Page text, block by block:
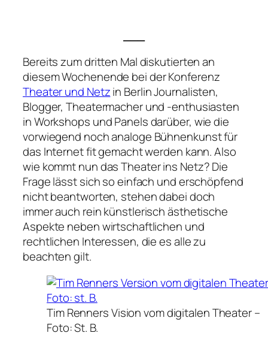
Bereits zum dritten Mal diskutierten an
diesem Wochenende bei der Konferenz
Theater und Netzin Berlin Journalisten,
Blogger, Theatermacher und -enthusiasten
in Workshops und Panels darüber, wie die
vorwiegend noch analoge Bühnenkunst für
das Internet fit gemacht werden kann. Also
wie kommt nun das Theater ins Netz? Die
Frage lässt sich so einfach und erschöpfend
nicht beantworten, stehen dabei doch
immer auch rein künstlerisch ästhetische
Aspekte neben wirtschaftlichen und
rechtlichen Interessen, die es alle zu
beachten gilt.
Tim Renners Vision vom digitalen Theater –
Foto: St. B.